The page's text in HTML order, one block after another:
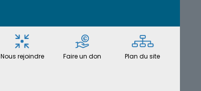
Nous rejoindre Faire un don Plan du site